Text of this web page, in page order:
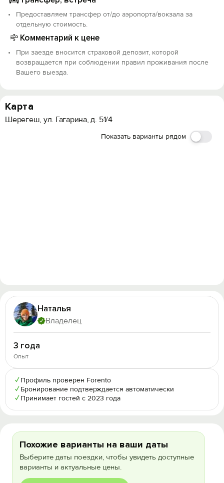
Предоставляем трансфер от/до аэропорта/вокзала за
отдельную стоимость.
Комментарий к цене
При заезде вносится страховой депозит, которой
возвращается при соблюдении правил проживания после
Вашего выезда.
Карта
Шерегеш, ул. Гагарина, д. 51/4
Показать варианты рядом
Наталья
Владелец
3 года
Опыт
✓ Профиль проверен Forento
✓ Бронирование подтверждается автоматически
✓ Принимает гостей с 2023 года
Похожие варианты на ваши даты
Выберите даты поездки, чтобы увидеть доступные
варианты и актуальные цены.